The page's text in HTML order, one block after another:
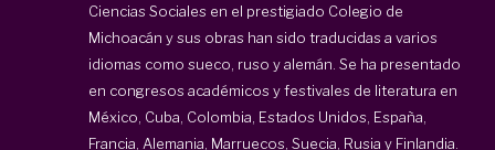
Ciencias Sociales en el prestigiado Colegio de
Michoacán y sus obras han sido traducidas a varios
idiomas como sueco, ruso y alemán. Se ha presentado
en congresos académicos y festivales de literatura en
México, Cuba, Colombia, Estados Unidos, España,
Francia, Alemania, Marruecos, Suecia, Rusia y Finlandia.